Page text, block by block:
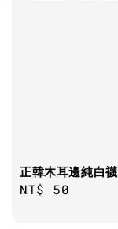
正韓木耳邊純白襪
Regular
NT$ 50